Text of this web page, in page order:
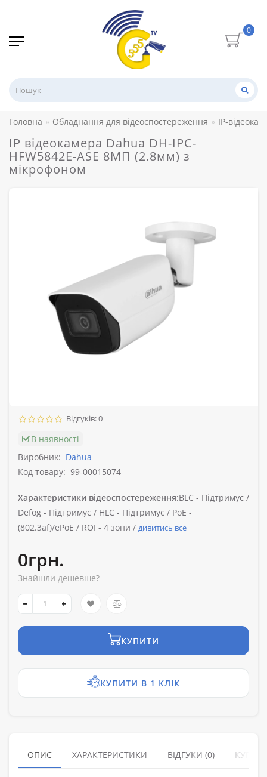
0
Головна Обладнання для відеоспостереження IP-
IP відеокамера Dahua DH-IPC-
HFW5842E-ASE 8МП (2.8мм) з
мікрофоном
Відгуків: 0
В наявності
Виробник: Dahua
Код товару: 99-00015074
Характеристики відеоспостереження:BLC - Підтримує /
Defog - Підтримує / HLC - Підтримує / PoE -
(802.3af)/ePoE / ROI - 4 зони / дивитись все
0грн.
Знайшли дешевше?
КУПИТИ
КУПИТИ В 1 КЛІК
ОПИС ХАРАКТЕРИСТИКИ ВІДГУКИ (0)